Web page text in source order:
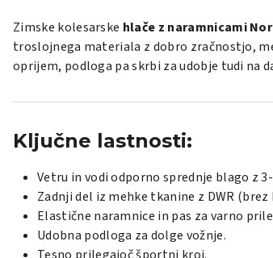
Zimske kolesarske hlače z naramnicami
troslojnega materiala z dobro zračnostjo,
oprijem, podloga pa skrbi za udobje tudi na
Ključne lastnosti:
Vetru in vodi odporno sprednje blago z
Zadnji del iz mehke tkanine z DWR
Elastične naramnice in pas za varno
Udobna podloga za dolge vožnje.
Tesno prilegajoč športni kroj.